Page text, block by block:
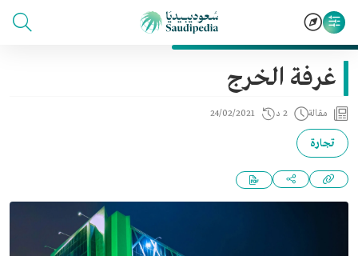
غرفة الخرج
مقالة 2 د 24/02/2021
تجارة